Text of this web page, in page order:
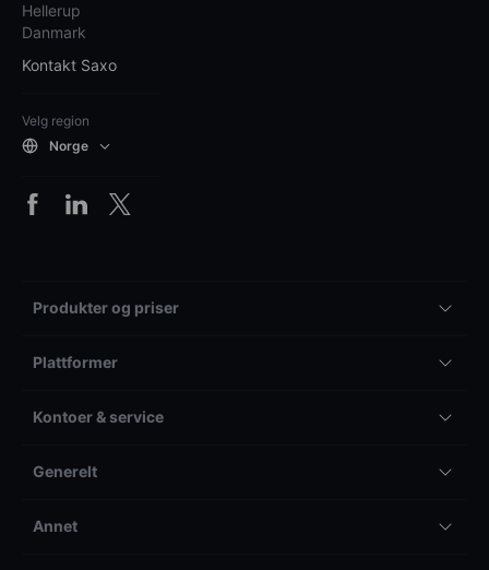
Hellerup
Danmark
Kontakt Saxo
Velg region
Norge
Produkter og priser
Plattformer
Kontoer & service
Generelt
Annet